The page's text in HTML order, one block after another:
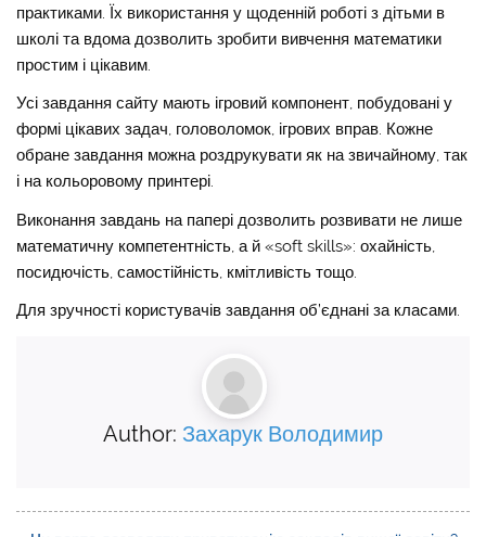
практиками. Їх використання у щоденній роботі з дітьми в
школі та вдома дозволить зробити вивчення математики
простим і цікавим.
Усі завдання сайту мають ігровий компонент, побудовані у
формі цікавих задач, головоломок, ігрових вправ. Кожне
обране завдання можна роздрукувати як на звичайному, так
і на кольоровому принтері.
Виконання завдань на папері дозволить розвивати не лише
математичну компетентність, а й «soft skills»: охайність,
посидючість, самостійність, кмітливість тощо.
Для зручності користувачів завдання об’єднані за класами.
Author: Захарук Володимир